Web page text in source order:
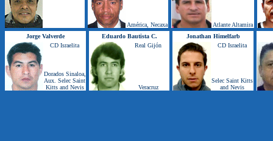
América, Necaxa
Atlante Altamira
Jorge Valverde
Eduardo Bautista C.
Jonathan Himelfarb
CD Israelita
Real Gijón CD Israelita
Dorados Sinaloa,
Aux. Selec Saint
Kitts and Nevis
Veracruz
Selec Saint Kitts
and Nevis